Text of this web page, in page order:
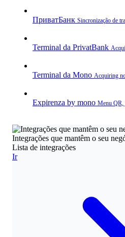
ПриватБанк Sincronização de
Terminal da PrivatBank
Terminal da Mono Acquiring
Expirenza by mono Menu QR,
Integrações que mantêm o seu
Lista de integrações
Ir